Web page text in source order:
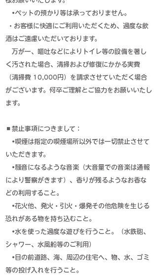
•ペットの預かり等は承っておりません。
・お客様に快適にご利用いただくため、過度な飲
酒はご遠慮いただいております。
万が一、嘔吐などによりトイレ等の設備を著し
く汚された場合、清掃および修復にかかる実費
（清掃費 10,000円）を請求させていただく場合
がございます。何卒ご理解とご協力をお願いいたし
ます。
◼禁止事項につきまして：
•喫煙は指定の喫煙場所以外では一切禁止させて
いただきます。
•騒音になるような音楽（大音量での音楽は通報
により警察がきます）、香りが残るようなお香な
どの利用すること。
•花火他、発火・引火・爆発その他危険を生じる
恐れがある物を持ち込むこと。
•水を使った過度な遊びを行うこと。（水鉄砲、
シャワー、水風船等のご利用）
•目の前道路、海、周辺の住宅へ、物、水、ゴミ
等の投げ入れを行うこと。